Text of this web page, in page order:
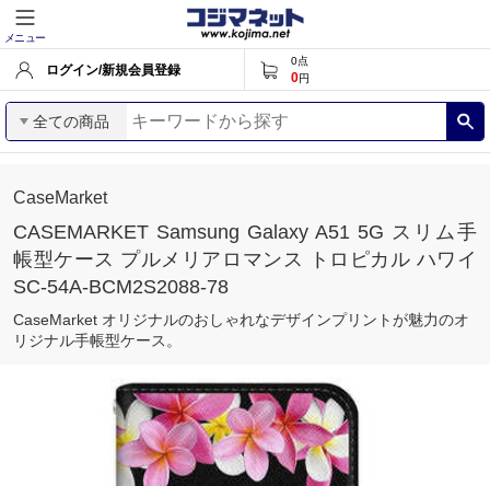
メニュー
ログイン/新規会員登録
0点
0円
全ての商品
CaseMarket
CASEMARKET Samsung Galaxy A51 5G スリム手
帳型ケース プルメリアロマンス トロピカル ハワイ
SC-54A-BCM2S2088-78
CaseMarket オリジナルのおしゃれなデザインプリントが魅力のオ
リジナル手帳型ケース。